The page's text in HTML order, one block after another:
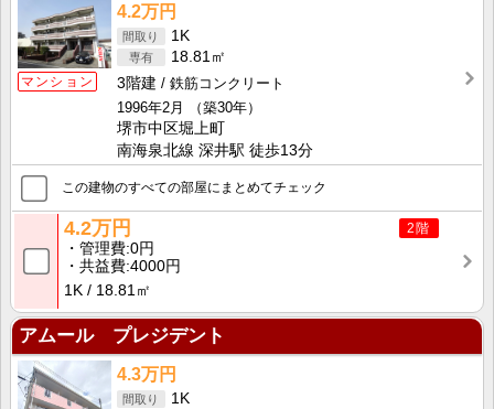
マンション
4.2万円
1K
18.81㎡
3階建
鉄筋コンクリート
1996年2月
（築30年）
堺市中区堀上町
南海泉北線 深井駅 徒歩13分
この建物のすべての部屋にまとめてチェック
2階
4.2万円
管理費 0円
共益費 4000円
1K
18.81㎡
アムール プレジデント
4.3万円
1K